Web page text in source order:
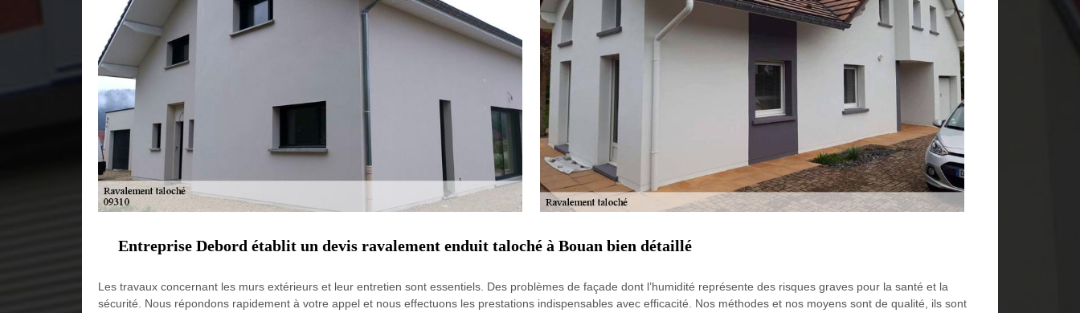
Entreprise Debord établit un devis ravalement enduit taloché à Bouan bien détaillé
Les travaux concernant les murs extérieurs et leur entretien sont essentiels. Des problèmes de façade dont l’humidité représente des risques graves pour la santé et la
sécurité. Nous répondons rapidement à votre appel et nous effectuons les prestations indispensables avec efficacité. Nos méthodes et nos moyens sont de qualité, ils sont